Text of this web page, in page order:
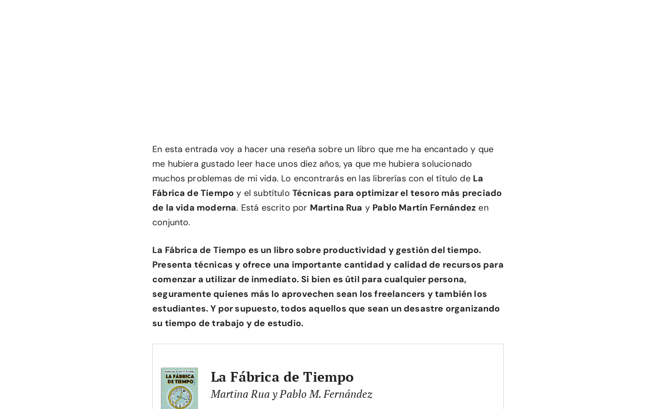
En esta entrada voy a hacer una reseña sobre un libro que me ha encantado y que
me hubiera gustado leer hace unos diez años, ya que me hubiera solucionado
muchos problemas de mi vida. Lo encontrarás en las librerías con el título de La
Fábrica de Tiempo y el subtítulo Técnicas para optimizar el tesoro más preciado
de la vida moderna. Está escrito por Martina Rua y Pablo Martín Fernández en
conjunto.
La Fábrica de Tiempo es un libro sobre productividad y gestión del tiempo.
Presenta técnicas y ofrece una importante cantidad y calidad de recursos para
comenzar a utilizar de inmediato. Si bien es útil para cualquier persona,
seguramente quienes más lo aprovechen sean los freelancers y también los
estudiantes. Y por supuesto, todos aquellos que sean un desastre organizando
su tiempo de trabajo y de estudio.
La Fábrica de Tiempo
Martina Rua y Pablo M. Fernández